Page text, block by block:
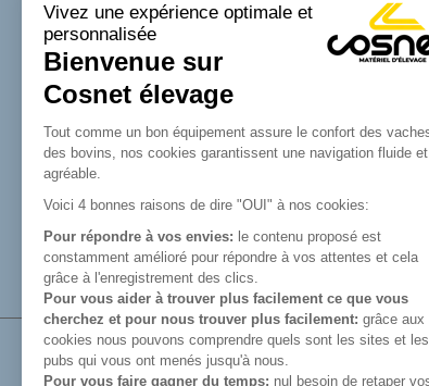
Vivez une expérience optimale et
personnalisée
Bienvenue sur
Cosnet élevage
Tout comme un bon équipement assure le confort des
des bovins, nos cookies garantissent une navigation fluide et
agréable.
Voici 4 bonnes raisons de dire "OUI" à nos cookies:
Pour répondre à vos envies: le contenu proposé est
constamment amélioré pour répondre à vos attentes et cela
grâce à l'enregistrement des clics.
Pour vous aider à trouver plus facilement ce que vous
cherchez et pour nous trouver plus facilement: grâce aux
cookies nous pouvons comprendre quels sont les sites et les
pubs qui vous ont menés jusqu'à nous.
Pour vous faire gagner du temps: nul besoin de retaper
Cosnet matériel d’élevage est une marque
de la SAS Cosnet. Spécialisée dans la
conception et la fabrication d’équipements
tubulaires pour les bâtiments d’élevage.
Reconnue pour son savoir-faire dans la
fabrication de râteliers de prairie de
barrières, de cornadis et de logettes.
Avec Cosnet, vous faîtes le choix d’un
innovant et de qualité. Vous trouverez tout
le nécessaire pour équiper votre bâtiment
d’élevage.
Produits